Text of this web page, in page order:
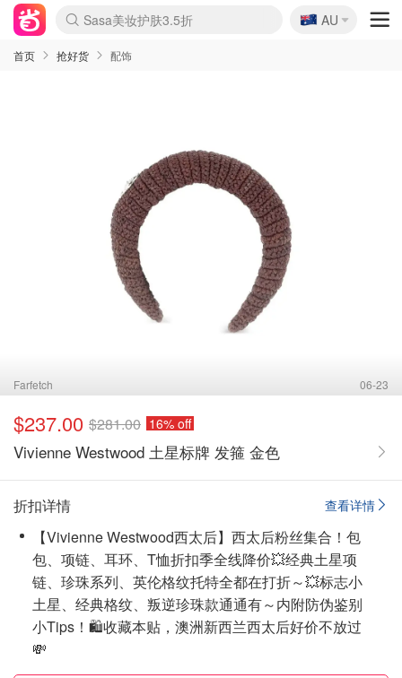
lululemon折扣上新
Sasa美妆护肤3.5折
SSENSE年中3折
FreshBeauty好价汇总
Cettire降价+叠9折
Farfetch折上8折
WWS Coles超市实拍
viagogo二手票捡漏
Myer清仓1折起
The Outnet奢牌1折起
David Jones 3折起
Flannels大牌1折
Perfumes Club护肤1折
AMIRO返校季6.2折
Oweek抽奖送Airpods
Amazon折扣汇总
eToro入金$200送$50
Amazon数码好物
ICONIC本周7.5折
ThedoubleF高奢地板价
Moose Knuckles 6折
丝芙兰5折起
EUFY官网3.7折起
Selenichast首饰2折
Trip机票酒店促销
YSL送5件彩妆礼
Amazon家居好物
BIGBANG巡演开票
David Jones时尚3折
Amazon美妆护肤
雅漾大喷$8
过敏原检测盒$33
伊索独家赠50ml沐浴露
科颜氏清仓3折
SEALIFE海洋馆门票6折
丝塔芙大白罐$16
订阅Newsletter送香薰
Cult Beauty 6.8折
Harrods圣诞日历2.3折
LN-CC奢牌私促3折
d'Alba空姐喷雾$16
EVE LOM套装逆天2折
Bernardelli独家4折
Adore Beauty 6折起
CT圣诞日历
Mytheresa奢品2.7折
Luxury Escapes 9折
Currentbody美容仪9折
卡诗9折+赠4件礼
MOON Garden Live
ALLSAINTS美衣3折
Roborock扫地机3.7折
Tingo Life水杯$24
Valentino官网5折
CR洗发护发6.3折
🇦🇺
AU
首页 抢好货 配饰
Farfetch 06-23
$237.00 $281.00 16% off
Vivienne Westwood 土星标牌 发箍 金色
查看详情
折扣详情
【Vivienne Westwood西太后】西太后粉丝集合！包
包、项链、耳环、T恤折扣季全线降价💥经典土星项
链、珍珠系列、英伦格纹托特全都在打折～💥标志小
土星、经典格纹、叛逆珍珠款通通有～内附防伪鉴别
小Tips！🛍️收藏本贴，澳洲新西兰西太后好价不放过
💸